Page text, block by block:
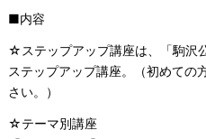
■内容
☆ステップアップ講座は、「駒沢
ステップアップ講座。（初めての
さい。）
☆テーマ別講座